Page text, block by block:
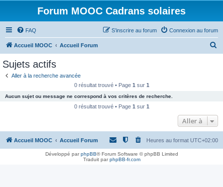
Forum MOOC Cadrans solaires
FAQ Connexion au forum
S’inscrire au forum
Accueil MOOC Accueil Forum
c
e
Sujets actifs
Aller à la recherche avancée
0 résultat trouvé • Page 1 sur 1
Aucun sujet ou message ne correspond à vos critères de recherche.
0 résultat trouvé • Page 1 sur 1
Aller à
Accueil MOOC Accueil Forum Heures au format UTC+02:00
Développé parphpBB® Forum Software © phpBB Limited
Traduit parphpBB-fr.com